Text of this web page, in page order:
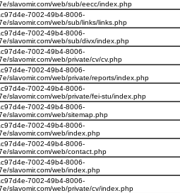
slavomir.com/web/sub/eecc/index.php
7002-49b4-8006-
slavomir.com/web/sub/links/links.php
7002-49b4-8006-
slavomir.com/web/sub/divx/index.php
7002-49b4-8006-
slavomir.com/web/private/cv/cv.php
7002-49b4-8006-
slavomir.com/web/private/reports/index.php
7002-49b4-8006-
slavomir.com/web/private/fei-stu/index.php
7002-49b4-8006-
slavomir.com/web/sitemap.php
7002-49b4-8006-
slavomir.com/web/index.php
7002-49b4-8006-
slavomir.com/web/contact.php
7002-49b4-8006-
slavomir.com/web/index.php
7002-49b4-8006-
slavomir.com/web/private/cv/index.php